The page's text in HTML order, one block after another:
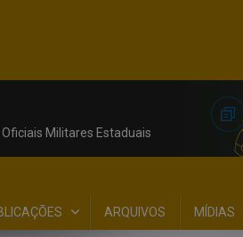
Militares Estaduais
ARQUIVOS MÍDIAS